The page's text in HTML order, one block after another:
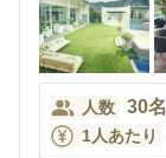
人数 30名
1人あたり